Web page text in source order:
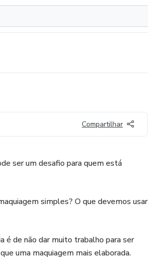
Compartilhar
ser um desafio para quem está
simples? O que devemos usar
é de não dar muito trabalho para ser
uma maquiagem mais elaborada.